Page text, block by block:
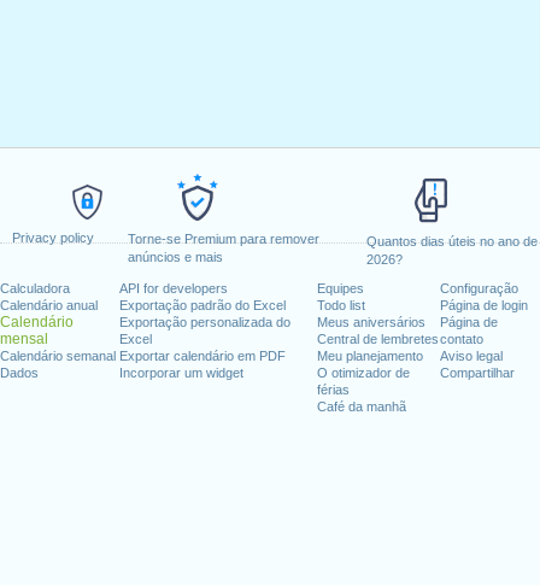
Privacy policy
Torne-se Premium para remover
anúncios e mais
Quantos dias úteis no ano de
2026?
Calculadora
Calendário anual
Calendário
mensal
Calendário semanal
Dados
API for developers
Exportação padrão do Excel
Exportação personalizada do
Excel
Exportar calendário em PDF
Incorporar um widget
Equipes
Todo list
Meus aniversários
Central de lembretes
Meu planejamento
O otimizador de
férias
Café da manhã
Configuração
Página de login
Página de
contato
Aviso legal
Compartilhar